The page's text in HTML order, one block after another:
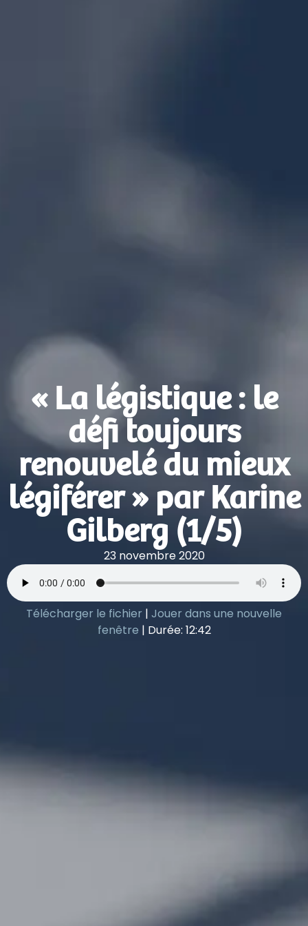
« La légistique : le
défi toujours
renouvelé du mieux
légiférer » par Karine
Gilberg (1/5)
23 novembre 2020
Télécharger le fichier | Jouer dans une nouvelle
fenêtre | Durée: 12:42